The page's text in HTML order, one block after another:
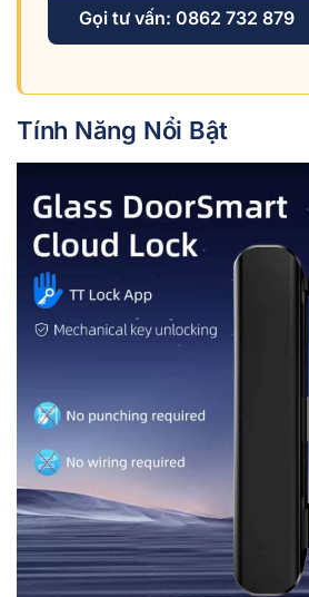
Gọi tư vấn: 0862 732 879
Tính Năng Nổi Bật